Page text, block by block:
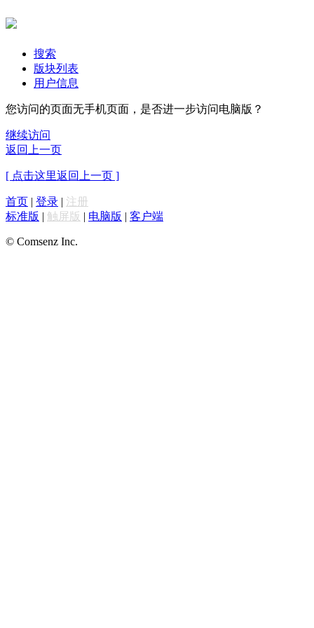
搜索
版块列表
用户信息
您访问的页面无手机页面，是否进一步访问电脑版？
继续访问
返回上一页
[ 点击这里返回上一页 ]
首页 | 登录 | 注册
标准版 | 触屏版 | 电脑版 | 客户端
© Comsenz Inc.